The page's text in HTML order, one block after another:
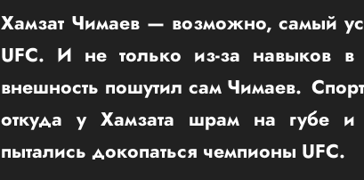
Хамзат Чимаев — возможно, самый
UFC. И не только из-за навыков в
внешность пошутил сам Чимаев.
откуда у Хамзата шрам на губе и
пытались докопаться чемпионы UFC.